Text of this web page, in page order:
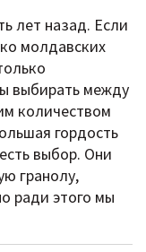
лет назад. Если
молдавских
выбирать между
количеством
гордость
выбор. Они
гранолу,
ради этого мы